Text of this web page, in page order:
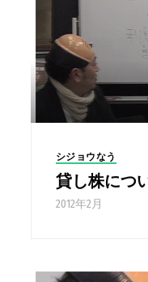
シジョウなう
貸し株につ
2012年2月